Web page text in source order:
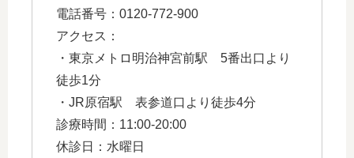
電話番号：0120-772-900
アクセス：
・東京メトロ明治神宮前駅 5番出口より
徒歩1分
・JR原宿駅 表参道口より徒歩4分
診療時間：11:00-20:00
休診日：水曜日